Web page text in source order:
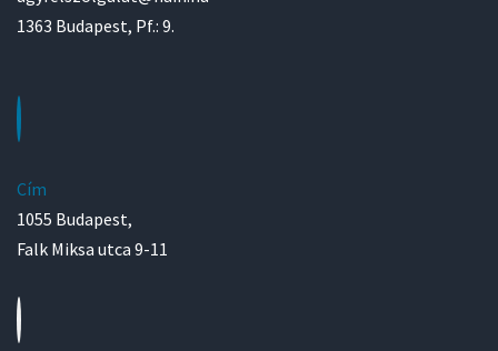
1363 Budapest, Pf.: 9.
Cím
1055 Budapest,
Falk Miksa utca 9-11